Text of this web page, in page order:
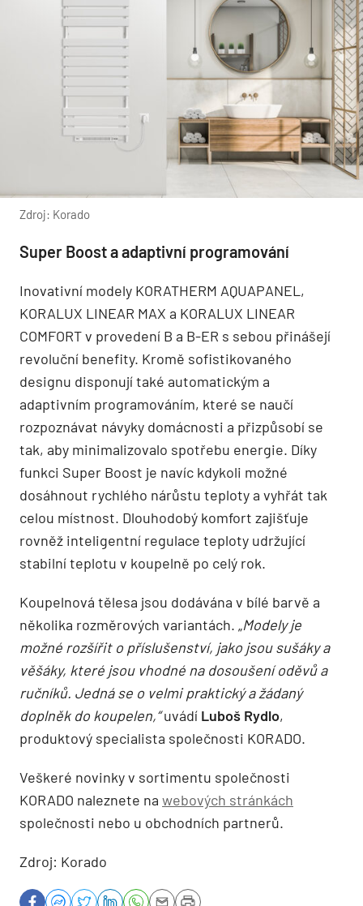
Zdroj: Korado
Super Boost a adaptivní programování
Inovativní modely KORATHERM AQUAPANEL,
KORALUX LINEAR MAX a KORALUX LINEAR
COMFORT v provedení B a B-ER s sebou přinášejí
revoluční benefity. Kromě sofistikovaného
designu disponují také automatickým a
adaptivním programováním, které se naučí
rozpoznávat návyky domácnosti a přizpůsobí se
tak, aby minimalizovalo spotřebu energie. Díky
funkci Super Boost je navíc kdykoli možné
dosáhnout rychlého nárůstu teploty a vyhřát tak
celou místnost. Dlouhodobý komfort zajišťuje
rovněž inteligentní regulace teploty udržující
stabilní teplotu v koupelně po celý rok.
Koupelnová tělesa jsou dodávána v bílé barvě a
několika rozměrových variantách. „Modely je
možné rozšířit o příslušenství, jako jsou sušáky a
věšáky, které jsou vhodné na dosoušení oděvů a
ručníků. Jedná se o velmi praktický a žádaný
doplněk do koupelen,“uvádí Luboš Rydlo,
produktový specialista společnosti KORADO.
Veškeré novinky v sortimentu společnosti
KORADO naleznete na webových stránkách
společnosti nebo u obchodních partnerů.
Zdroj: Korado